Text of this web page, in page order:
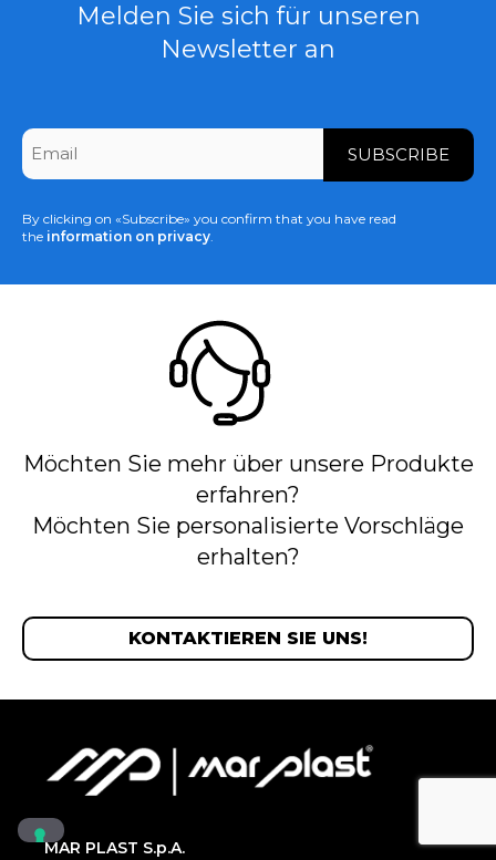
Melden Sie sich für unseren
Newsletter an
CAPTCHA
Email
By clicking on «Subscribe» you confirm that you have read
the information on privacy.
Möchten Sie mehr über unsere Produkte
erfahren?
Möchten Sie personalisierte Vorschläge
erhalten?
KONTAKTIEREN SIE UNS!
MAR PLAST S.p.A.